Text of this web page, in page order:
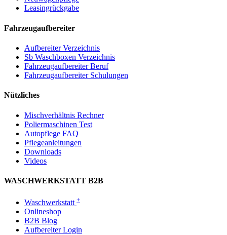
Leasingrückgabe
Fahrzeugaufbereiter
Aufbereiter Verzeichnis
Sb Waschboxen Verzeichnis
Fahrzeugaufbereiter Beruf
Fahrzeugaufbereiter Schulungen
Nützliches
Mischverhältnis Rechner
Poliermaschinen Test
Autopflege FAQ
Pflegeanleitungen
Downloads
Videos
WASCHWERKSTATT B2B
Waschwerkstatt +
Onlineshop
B2B Blog
Aufbereiter Login